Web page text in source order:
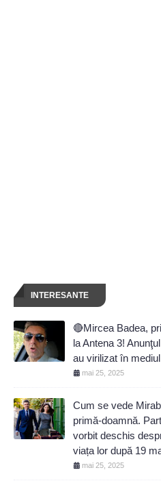
INTERESANTE
🔴Mircea Badea,
la Antena 3!
au virilizat în
mai 25, 2025
Cum se vede
primă-doamnă.
vorbit deschis
viața lor după 19
mai 25, 2025